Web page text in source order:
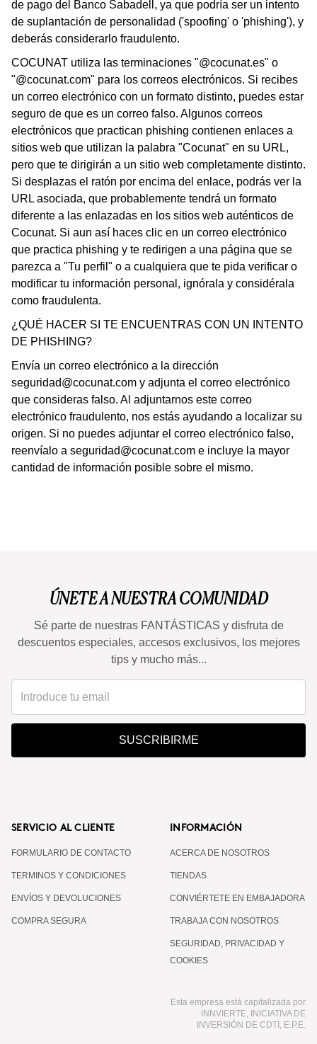
de pago del Banco Sabadell, ya que podría ser un intento
de suplantación de personalidad ('spoofing' o 'phishing'), y
deberás considerarlo fraudulento.
COCUNAT utiliza las terminaciones "@cocunat.es" o
"@cocunat.com" para los correos electrónicos. Si recibes
un correo electrónico con un formato distinto, puedes estar
seguro de que es un correo falso. Algunos correos
electrónicos que practican phishing contienen enlaces a
sitios web que utilizan la palabra "Cocunat" en su URL,
pero que te dirigirán a un sitio web completamente distinto.
Si desplazas el ratón por encima del enlace, podrás ver la
URL asociada, que probablemente tendrá un formato
diferente a las enlazadas en los sitios web auténticos de
Cocunat. Si aun así haces clic en un correo electrónico
que practica phishing y te redirigen a una página que se
parezca a "Tu perfil" o a cualquiera que te pida verificar o
modificar tu información personal, ignórala y considérala
como fraudulenta.
¿QUÉ HACER SI TE ENCUENTRAS CON UN INTENTO
DE PHISHING?
Envía un correo electrónico a la dirección
seguridad@cocunat.com y adjunta el correo electrónico
que consideras falso. Al adjuntarnos este correo
electrónico fraudulento, nos estás ayudando a localizar su
origen. Si no puedes adjuntar el correo electrónico falso,
reenvíalo a seguridad@cocunat.com e incluye la mayor
cantidad de información posible sobre el mismo.
ÚNETE A NUESTRA COMUNIDAD
Sé parte de nuestras FANTÁSTICAS y disfruta de
descuentos especiales, accesos exclusivos, los mejores
tips y mucho más...
SUSCRIBIRME
SERVICIO AL CLIENTE
FORMULARIO DE CONTACTO
TERMINOS Y CONDICIONES
ENVÍOS Y DEVOLUCIONES
COMPRA SEGURA
INFORMACIÓN
ACERCA DE NOSOTROS
TIENDAS
CONVIÉRTETE EN EMBAJADORA
TRABAJA CON NOSOTROS
SEGURIDAD, PRIVACIDAD Y
COOKIES
Esta empresa está capitalizada por
INNVIERTE, INICIATIVA DE
INVERSIÓN DE CDTI, E.P.E.